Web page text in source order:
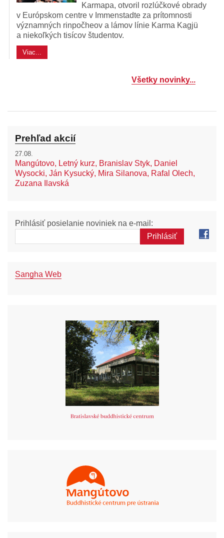
Karmapa, otvoril rozlúčkové obrady
v Európskom centre v Immenstadte za prítomnosti
významných rinpočheov a lámov línie Karma Kagjü
a niekoľkých tisícov študentov.
Viac...
Všetky novinky...
Prehľad akcií
27.08.
Mangútovo, Letný kurz, Branislav Styk, Daniel
Wysocki, Ján Kysucký, Mira Silanova, Rafal Olech,
Zuzana Ilavská
Prihlásiť posielanie noviniek na e-mail:
Sangha Web